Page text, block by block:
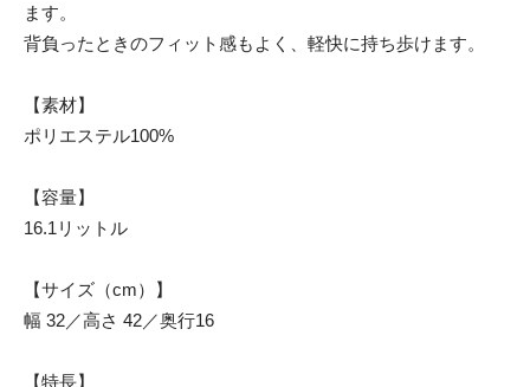
ます。
背負ったときのフィット感もよく、軽快に持ち歩けます。
【素材】
ポリエステル100%
【容量】
16.1リットル
【サイズ（cm）】
幅 32／高さ 42／奥行16
【特長】